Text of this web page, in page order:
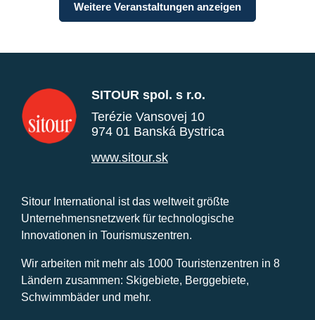
Weitere Veranstaltungen anzeigen
SITOUR spol. s r.o.
Terézie Vansovej 10
974 01 Banská Bystrica
www.sitour.sk
Sitour International ist das weltweit größte
Unternehmensnetzwerk für technologische
Innovationen in Tourismuszentren.
Wir arbeiten mit mehr als 1000 Touristenzentren in 8
Ländern zusammen: Skigebiete, Berggebiete,
Schwimmbäder und mehr.